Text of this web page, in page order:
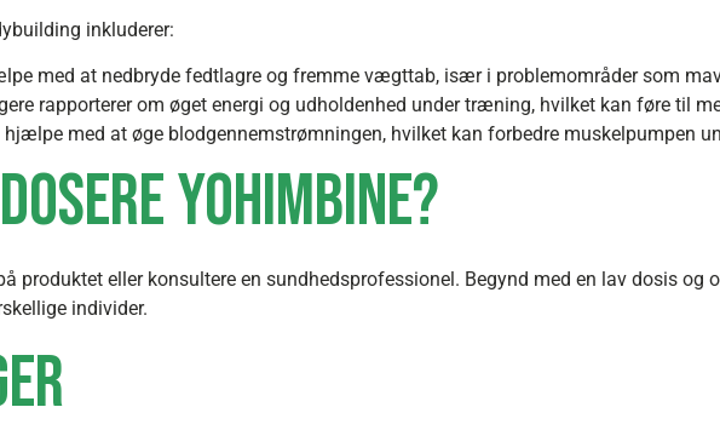
inkluderer:
med at nedbryde fedtlagre og fremme vægttab, især i problemområder som
rapporterer om øget energi og udholdenhed under træning, hvilket kan føre til
hjælpe med at øge blodgennemstrømningen, hvilket kan forbedre muskelpumpen
Yohimbine?
produktet eller konsultere en sundhedsprofessionel. Begynd med en lav dosis og
individer.